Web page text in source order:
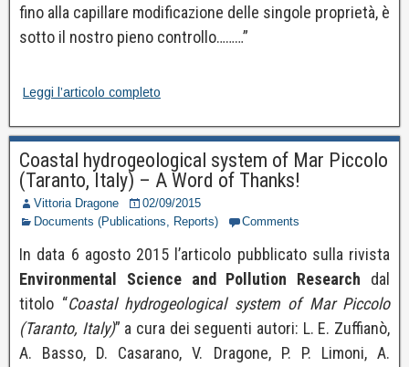
fino alla capillare modificazione delle singole proprietà, è
sotto il nostro pieno controllo………”
Leggi l’articolo completo
Coastal hydrogeological system of Mar Piccolo
(Taranto, Italy) – A Word of Thanks!
Vittoria Dragone
02/09/2015
Documents (Publications, Reports)
Comments
In data 6 agosto 2015 l’articolo pubblicato sulla rivista
Environmental Science and Pollution Research dal
titolo “Coastal hydrogeological system of Mar Piccolo
(Taranto, Italy)” a cura dei seguenti autori: L. E. Zuffianò,
A. Basso, D. Casarano, V. Dragone, P. P. Limoni, A.